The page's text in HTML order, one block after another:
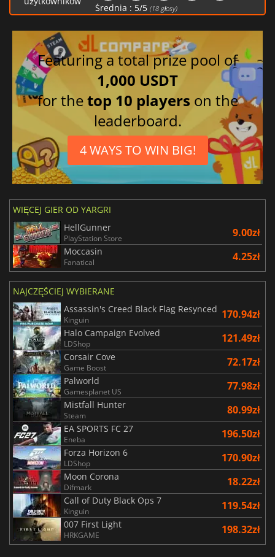
Średnia : 5/5 (18głosy)
Featuring a total prize pool of
1,000 USDT
for thetop 10 players on the
leaderboard.
4 WAYS TO WIN BIG!
WIĘCEJ GIER OD YARGRI
HellGunner
PlayStation Store 9.00zł
Moccasin
Fanatical 4.25zł
NAJCZĘŚCIEJ WYBIERANE
Assassin's Creed Black Flag Resynced
Kinguin 170.94zł
Halo Campaign Evolved
LDShop 121.49zł
Corsair Cove
Game Boost 72.17zł
Palworld
Gamesplanet US 77.98zł
Mistfall Hunter
Steam 80.99zł
EA SPORTS FC 27
Eneba 196.50zł
Forza Horizon 6
LDShop 170.90zł
Moon Corona
Difmark 18.22zł
Call of Duty Black Ops 7
Kinguin 119.54zł
007 First Light
HRKGAME 198.32zł